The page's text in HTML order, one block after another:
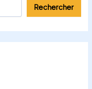
Rechercher